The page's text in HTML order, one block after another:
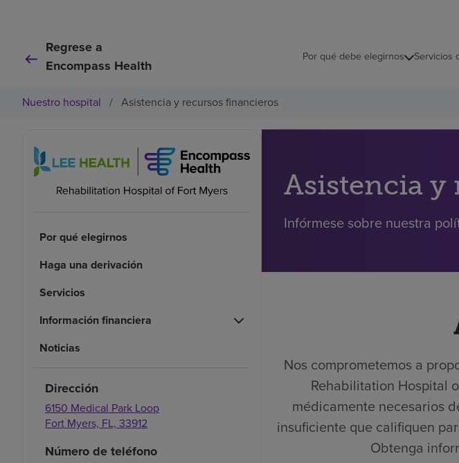
Regrese a
Encompass Health
Por qué debe elegirnos Servicios
Nuestro hospital / Asistencia y recursos financieros
Por qué elegirnos
Haga una derivación
Servicios
Información financiera
Noticias
Dirección
6150 Medical Park Loop
Fort Myers, FL, 33912
Número de teléfono
Asistencia y
Infórmese sobre nuestra
Nos comprometemos a
Rehabilitation Hospital
médicamente necesarios
insuficiente que califiquen
Obtenga